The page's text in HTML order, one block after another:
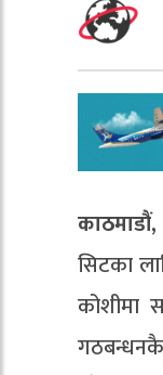
सिटका
कोशीमा
गठबन्धनकै